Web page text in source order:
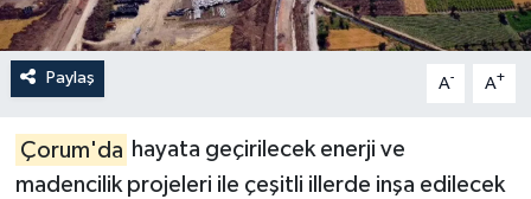
Paylaş A- A+
Çorum'da hayata geçirilecek enerji ve
madencilik projeleri ile çeşitli illerde inşa edilecek